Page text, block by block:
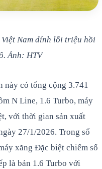
Nam dính lỗi triệu hồi
Ảnh: HTV
này có tổng cộng 3.741
N Line, 1.6 Turbo, máy
với thời gian sản xuất
27/1/2026. Trong số
xăng Đặc biệt chiếm số
là bản 1.6 Turbo với